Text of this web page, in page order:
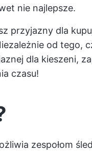
nie najlepsze.
przyjazny dla
od tego,
dla kieszeni,
czasu!
zespołom